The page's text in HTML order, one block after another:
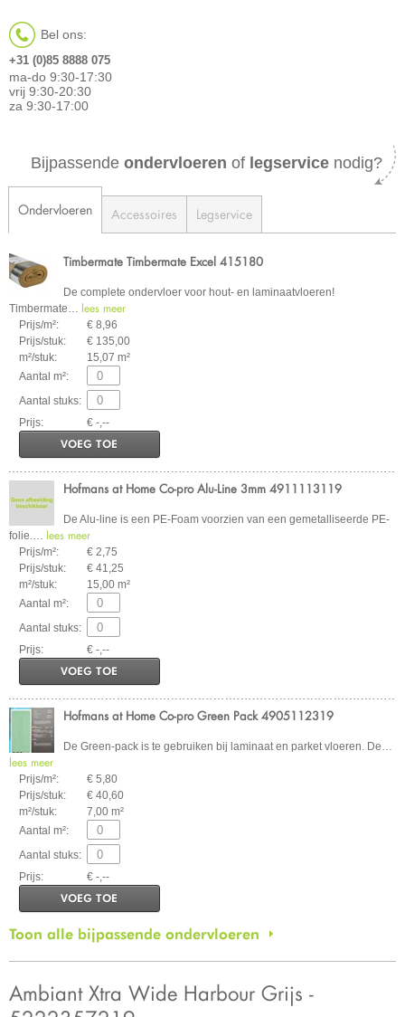
Bel ons:
+31 (0)85 8888 075
ma-do 9:30-17:30
vrij 9:30-20:30
za 9:30-17:00
Bijpassende ondervloeren of legservice nodig?
Ondervloeren Accessoires Legservice
Timbermate Timbermate Excel 415180
De complete ondervloer voor hout- en laminaatvloeren!
Timbermate… lees meer
Prijs/m²:
€ 8,96
Prijs/stuk:
€ 135,00
m²/stuk:
15,07 m²
Aantal m²:
Aantal stuks:
Prijs:
€ -,--
VOEG TOE
Hofmans at Home Co-pro Alu-Line 3mm 4911113119
De Alu-line is een PE-Foam voorzien van een gemetalliseerde PE-
folie.… lees meer
Prijs/m²:
€ 2,75
Prijs/stuk:
€ 41,25
m²/stuk:
15,00 m²
Aantal m²:
Aantal stuks:
Prijs:
€ -,--
VOEG TOE
Hofmans at Home Co-pro Green Pack 4905112319
De Green-pack is te gebruiken bij laminaat en parket vloeren. De…
lees meer
Prijs/m²:
€ 5,80
Prijs/stuk:
€ 40,60
m²/stuk:
7,00 m²
Aantal m²:
Aantal stuks:
Prijs:
€ -,--
VOEG TOE
Toon alle bijpassende ondervloeren
Ambiant Xtra Wide Harbour Grijs -